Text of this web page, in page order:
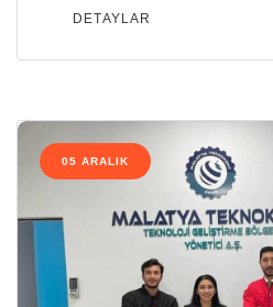
DETAYLAR
05 ARALIK